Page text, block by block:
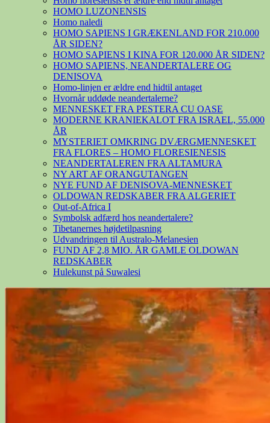
HOMO LUZONENSIS
Homo naledi
HOMO SAPIENS I GRÆKENLAND FOR 210.000
ÅR SIDEN?
HOMO SAPIENS I KINA FOR 120.000 ÅR SIDEN?
HOMO SAPIENS, NEANDERTALERE OG
DENISOVA
Homo-linjen er ældre end hidtil antaget
Hvornår uddøde neandertalerne?
MENNESKET FRA PESTERA CU OASE
MODERNE KRANIEKALOT FRA ISRAEL, 55.000
ÅR
MYSTERIET OMKRING DVÆRGMENNESKET
FRA FLORES – HOMO FLORESIENESIS
NEANDERTALEREN FRA ALTAMURA
NY ART AF ORANGUTANGEN
NYE FUND AF DENISOVA-MENNESKET
OLDOWAN REDSKABER FRA ALGERIET
Out-of-Africa I
Symbolsk adfærd hos neandertalere?
Tibetanernes højdetilpasning
Udvandringen til Australo-Melanesien
FUND AF 2,8 MIO. ÅR GAMLE OLDOWAN
REDSKABER
Hulekunst på Suwalesi